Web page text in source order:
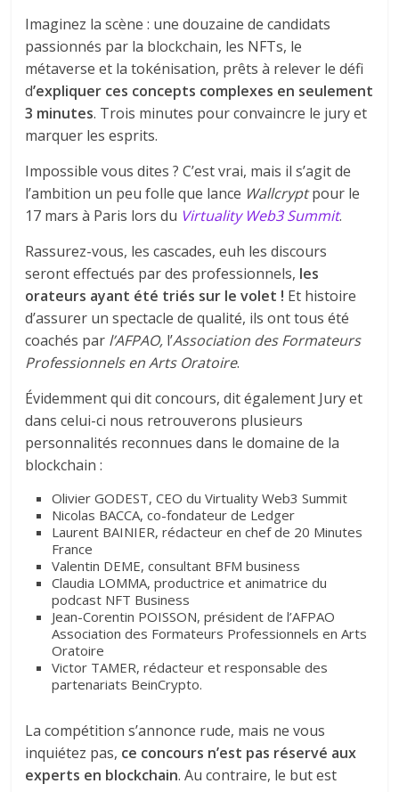
Imaginez la scène : une douzaine de candidats
passionnés par la blockchain, les NFTs, le
métaverse et la tokénisation, prêts à relever le défi
d’expliquer ces concepts complexes en seulement
3 minutes. Trois minutes pour convaincre le jury et
marquer les esprits.
Impossible vous dites ? C’est vrai, mais il s’agit de
l’ambition un peu folle que lance Wallcryptpour le
17 mars à Paris lors du Virtuality Web3 Summit.
Rassurez-vous, les cascades, euh les discours
seront effectués par des professionnels, les
orateurs ayant été triés sur le volet ! Et histoire
d’assurer un spectacle de qualité, ils ont tous été
coachés par l’AFPAO, l’Association des Formateurs
Professionnels en Arts Oratoire.
Évidemment qui dit concours, dit également Jury et
dans celui-ci nous retrouverons plusieurs
personnalités reconnues dans le domaine de la
blockchain :
Olivier GODEST, CEO du Virtuality Web3 Summit
Nicolas BACCA, co-fondateur de Ledger
Laurent BAINIER, rédacteur en chef de 20 Minutes
France
Valentin DEME, consultant BFM business
Claudia LOMMA, productrice et animatrice du
podcast NFT Business
Jean-Corentin POISSON, président de l’AFPAO
Association des Formateurs Professionnels en Arts
Oratoire
Victor TAMER, rédacteur et responsable des
partenariats BeinCrypto.
La compétition s’annonce rude, mais ne vous
inquiétez pas, ce concours n’est pas réservé aux
experts en blockchain. Au contraire, le but est